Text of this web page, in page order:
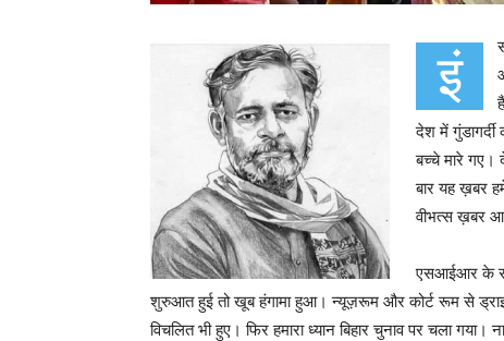
इं
देश में
बच्चे मारे
बार यह ख़बर
वीभत्स ख़बर
एसआईआर के
शुरुआत हुई तो खूब हंगामा हुआ। न्यूज़रूम और कोर्ट रूम से
विचलित भी हुए। फिर हमारा ध्यान बिहार चुनाव पर चला